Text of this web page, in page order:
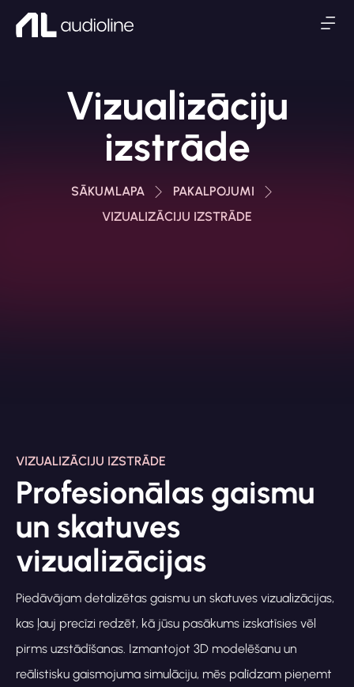
Vizualizāciju
izstrāde
SĀKUMLAPA
PAKALPOJUMI
VIZUALIZĀCIJU IZSTRĀDE
VIZUALIZĀCIJU IZSTRĀDE
Profesionālas gaismu
un skatuves
vizualizācijas
Piedāvājam detalizētas gaismu un skatuves vizualizācijas,
kas ļauj precīzi redzēt, kā jūsu pasākums izskatīsies vēl
pirms uzstādīšanas. Izmantojot 3D modelēšanu un
reālistisku gaismojuma simulāciju, mēs palīdzam pieņemt